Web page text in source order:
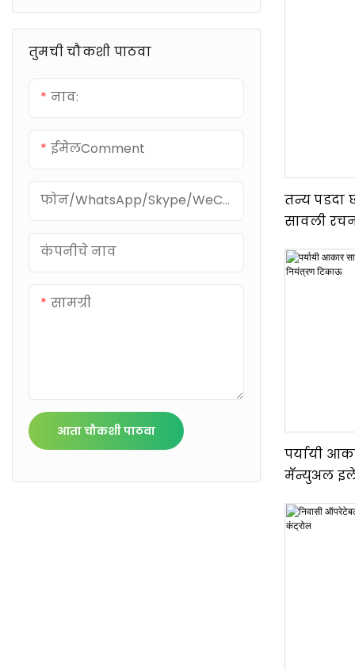
फोल्डिंग आर्म चांदणी
तुमची चौकशी पाठवा
नाव:
ईमेलComment
फोन/WhatsApp/Skype/WeChat
कंपनीचे नाव
सामग्री
आता चौकशी पाठवा
तन्य पडदा
सावली
पर्यायी
मॅन्युअल